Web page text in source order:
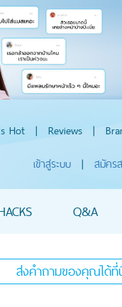
Hot | Reviews |
เข้าสู่ระบบ | สมัคร
Q&A
ส่งคำถามของคุณได้